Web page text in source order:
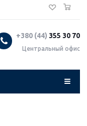
+380 (44) 355 30 70
Центральный офис